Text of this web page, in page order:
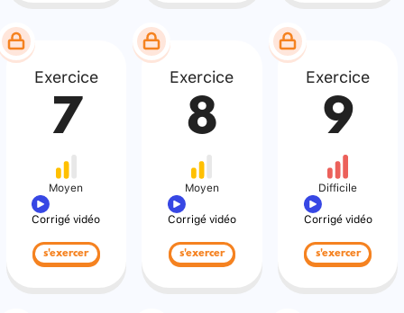
Exercice
7
Moyen
Corrigé vidéo
s'exercer
Exercice
8
Moyen
Corrigé vidéo
s'exercer
Exercice
9
Difficile
Corrigé vidéo
s'exercer